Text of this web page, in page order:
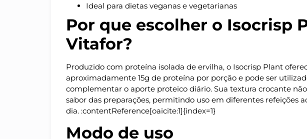
Ideal para dietas veganas e vegetarianas
Por que escolher o Isocrisp
Vitafor?
Produzido com proteína isolada de ervilha, o Isocrisp Plant
aproximadamente 15g de proteína por porção e pode ser
complementar o aporte proteico diário. Sua textura crocante
sabor das preparações, permitindo uso em diferentes refeições
dia. :contentReference[oaicite:1]{index=1}
Modo de uso